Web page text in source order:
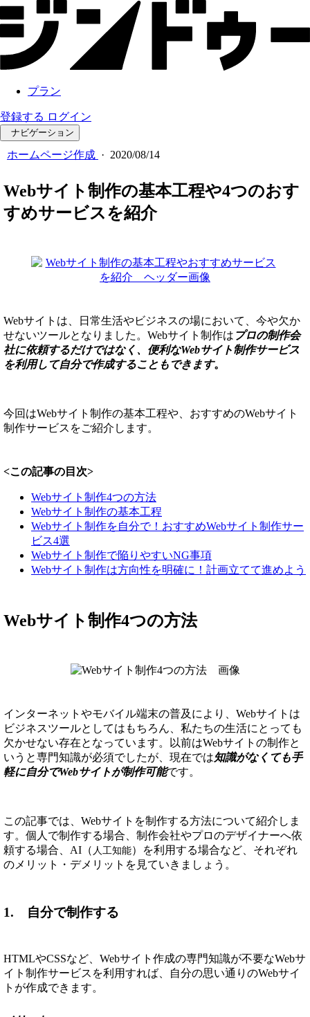
プラン
登録する ログイン
ナビゲーション
ホームページ作成 · 2020/08/14
Webサイト制作の基本工程や4つのおす
すめサービスを紹介
Webサイトは、日常生活やビジネスの場において、今や欠か
せないツールとなりました。Webサイト制作は プロの制作会
社に依頼するだけではなく、便利なWebサイト制作サービス
を利用して自分で作成することもできます。
今回はWebサイト制作の基本工程や、おすすめのWebサイト
制作サービスをご紹介します。
<この記事の目次>
Webサイト制作4つの方法
Webサイト制作の基本工程
Webサイト制作を自分で！おすすめWebサイト制作サー
ビス4選
Webサイト制作で陥りやすいNG事項
Webサイト制作は方向性を明確に！計画立てて進めよう
Webサイト制作4つの方法
インターネットやモバイル端末の普及により、Webサイトは
ビジネスツールとしてはもちろん、私たちの生活にとっても
欠かせない存在となっています。以前はWebサイトの制作と
いうと専門知識が必須でしたが、現在では知識がなくても手
軽に自分でWebサイトが制作可能です。
この記事では、Webサイトを制作する方法について紹介しま
す。個人で制作する場合、制作会社やプロのデザイナーへ依
頼する場合、AI（ 人工知能）を利用する場合など、それぞれ
のメリット・デメリットを見ていきましょう。
1. 自分で制作する
HTMLやCSSなど、Webサイト作成の専門知識が不要なWebサ
イト制作サービスを利用すれば、自分の思い通りのWebサイ
トが作成できます。